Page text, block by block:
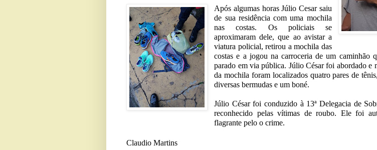
Após algumas horas Júlio Cesar saiu
de sua residência com uma mochila
nas costas. Os policiais se
aproximaram dele, que ao avistar a
viatura policial, retirou a mochila das
costas e a jogou na carroceria de um caminhão
parado em via pública. Júlio César foi abordado e
da mochila foram localizados quatro pares de
diversas bermudas e um boné.
Júlio César foi conduzido à 13ª Delegacia de
reconhecido pelas vítimas de roubo. Ele foi
flagrante pelo o crime.
Claudio Martins